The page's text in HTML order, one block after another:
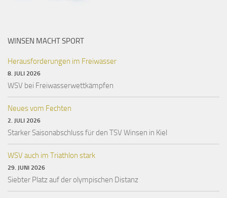
WINSEN MACHT SPORT
Herausforderungen im Freiwasser
8. JULI 2026
WSV bei Freiwasserwettkämpfen
Neues vom Fechten
2. JULI 2026
Starker Saisonabschluss für den TSV Winsen in Kiel
WSV auch im Triathlon stark
29. JUNI 2026
Siebter Platz auf der olympischen Distanz